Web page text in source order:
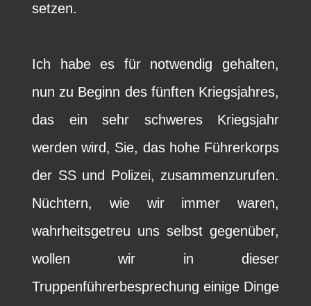
setzen.
Ich habe es für notwendig gehalten,
nun zu Beginn des fünften Kriegsjahres,
das ein sehr schweres Kriegsjahr
werden wird, Sie, das hohe Führerkorps
der SS und Polizei, zusammenzurufen.
Nüchtern, wie wir immer waren,
wahrheitsgetreu uns selbst gegenüber,
wollen wir in dieser
Truppenführerbesprechung einige Dinge